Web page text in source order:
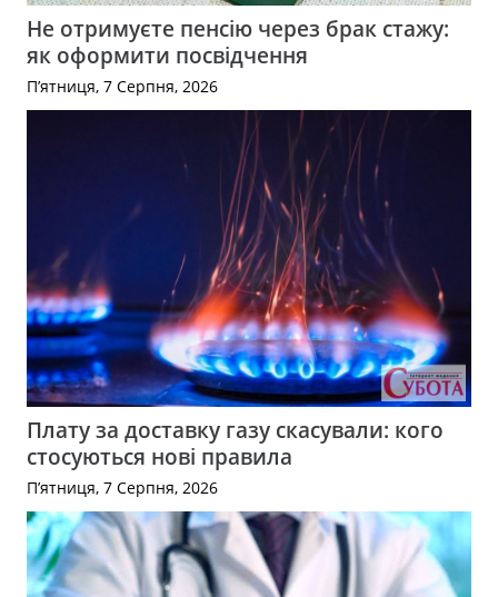
Не отримуєте пенсію через брак стажу:
як оформити посвідчення
П’ятниця, 7 Серпня, 2026
Плату за доставку газу скасували: кого
стосуються нові правила
П’ятниця, 7 Серпня, 2026